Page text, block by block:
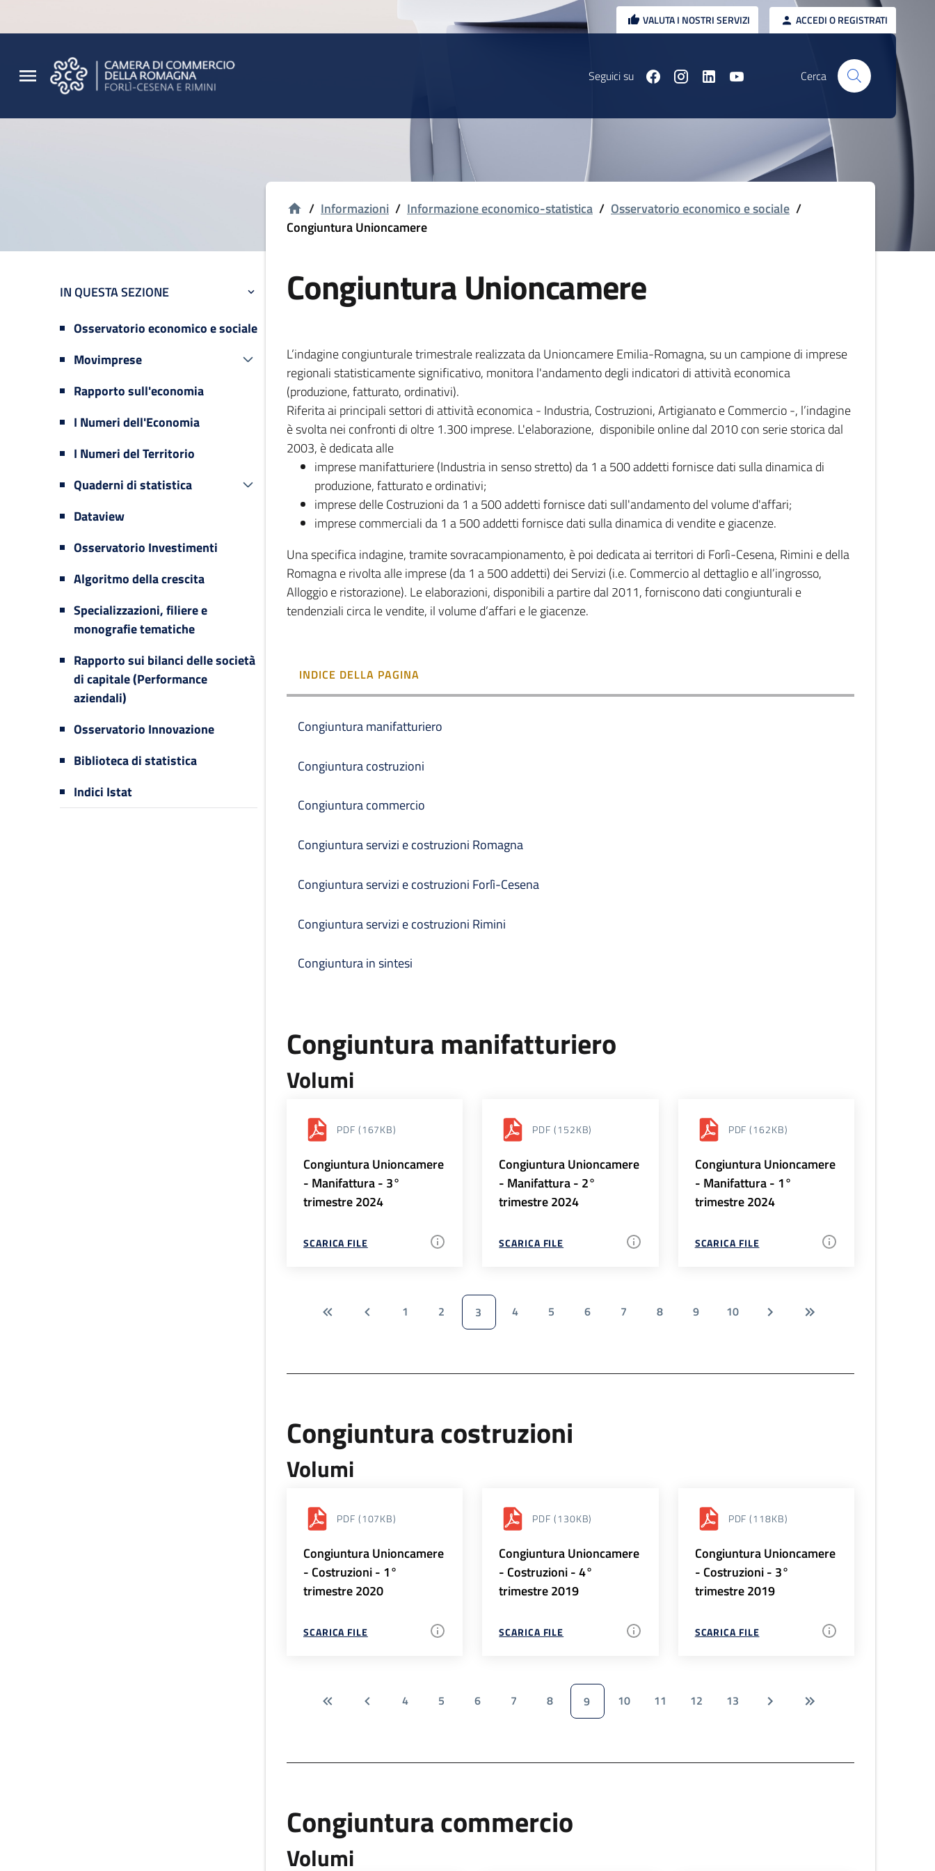
VALUTA I NOSTRI SERVIZI ACCEDI O REGISTRATI
Seguici su Cerca
IN QUESTA SEZIONE
Osservatorio economico e sociale
Movimprese
Rapporto sull'economia
I Numeri dell'Economia
I Numeri del Territorio
Quaderni di statistica
Dataview
Osservatorio Investimenti
Algoritmo della crescita
Specializzazioni, filiere e
monografie tematiche
Rapporto sui bilanci delle società
di capitale (Performance
aziendali)
Osservatorio Innovazione
Biblioteca di statistica
Indici Istat
/ Informazioni / Informazione economico-statistica / Osservatorio economico e sociale /
Congiuntura Unioncamere
Congiuntura Unioncamere
L’indagine congiunturale trimestrale realizzata da Unioncamere Emilia-Romagna, su un campione di imprese
regionali statisticamente significativo, monitora l'andamento degli indicatori di attività economica
(produzione, fatturato, ordinativi).
Riferita ai principali settori di attività economica - Industria, Costruzioni, Artigianato e Commercio -, l’indagine
è svolta nei confronti di oltre 1.300 imprese. L'elaborazione, disponibile online dal 2010 con serie storica dal
2003, è dedicata alle
imprese manifatturiere (Industria in senso stretto) da 1 a 500 addetti fornisce dati sulla dinamica di
produzione, fatturato e ordinativi;
imprese delle Costruzioni da 1 a 500 addetti fornisce dati sull'andamento del volume d'affari;
imprese commerciali da 1 a 500 addetti fornisce dati sulla dinamica di vendite e giacenze.
Una specifica indagine, tramite sovracampionamento, è poi dedicata ai territori di Forlì-Cesena, Rimini e della
Romagna e rivolta alle imprese (da 1 a 500 addetti) dei Servizi (i.e. Commercio al dettaglio e all’ingrosso,
Alloggio e ristorazione). Le elaborazioni, disponibili a partire dal 2011, forniscono dati congiunturali e
tendenziali circa le vendite, il volume d’affari e le giacenze.
INDICE DELLA PAGINA
Congiuntura manifatturiero
Congiuntura costruzioni
Congiuntura commercio
Congiuntura servizi e costruzioni Romagna
Congiuntura servizi e costruzioni Forlì-Cesena
Congiuntura servizi e costruzioni Rimini
Congiuntura in sintesi
Congiuntura manifatturiero
Volumi
PDF (167KB)
Congiuntura Unioncamere
- Manifattura - 3°
trimestre 2024
SCARICA FILE
PDF (152KB)
Congiuntura Unioncamere
- Manifattura - 2°
trimestre 2024
SCARICA FILE
PDF (162KB)
Congiuntura Unioncamere
- Manifattura - 1°
trimestre 2024
SCARICA FILE
1 2 3 4 5 6 7 8 9 10
Congiuntura costruzioni
Volumi
PDF (107KB)
Congiuntura Unioncamere
- Costruzioni - 1°
trimestre 2020
SCARICA FILE
PDF (130KB)
Congiuntura Unioncamere
- Costruzioni - 4°
trimestre 2019
SCARICA FILE
PDF (118KB)
Congiuntura Unioncamere
- Costruzioni - 3°
trimestre 2019
SCARICA FILE
4 5 6 7 8 9 10 11 12 13
Congiuntura commercio
Volumi